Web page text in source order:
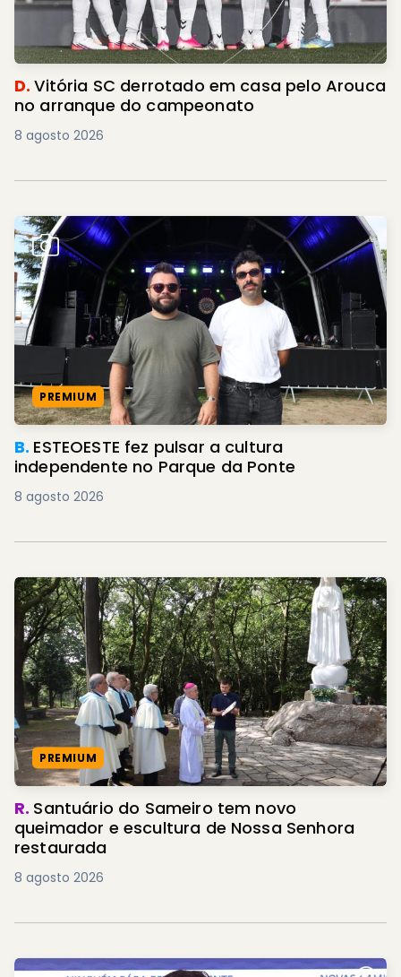
D.Vitória SC derrotado em casa pelo Arouca
no arranque do campeonato
8 agosto 2026
PREMIUM
B. ESTEOESTE fez pulsar a cultura
independente no Parque da Ponte
8 agosto 2026
PREMIUM
R. Santuário do Sameiro tem novo
queimador e escultura de Nossa Senhora
restaurada
8 agosto 2026